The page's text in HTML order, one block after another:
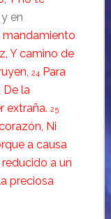
y en
mandamiento
Y camino de
24Para
De la
extraña. 25
Ni
a causa
a un
preciosa